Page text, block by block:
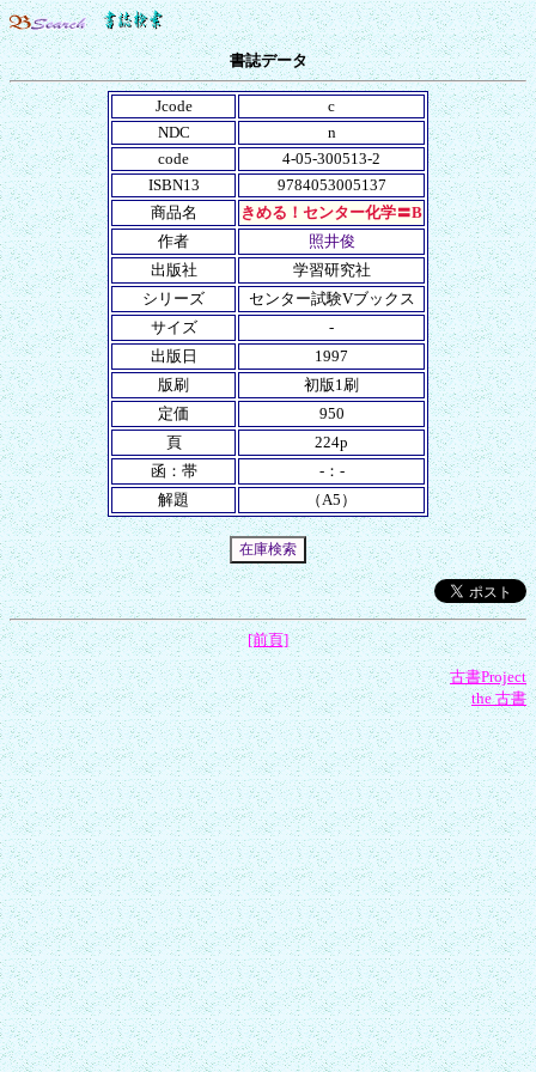
書誌データ
Jcode
c
NDC
n
code
4-05-300513-2
ISBN13
9784053005137
商品名
きめる！センター化学〓B
作者
照井俊
出版社
学習研究社
シリーズ
センター試験Vブックス
サイズ
-
出版日
1997
版刷
初版1刷
定価
950
頁
224p
函：帯
-：-
解題
（A5）
[前頁]
古書Project
the 古書